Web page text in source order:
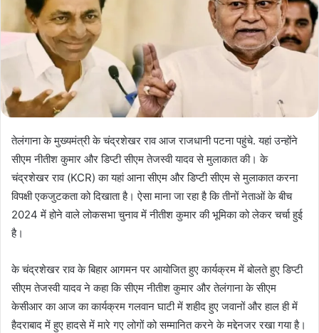
तेलंगाना के मुख्यमंत्री के चंद्रशेखर राव आज राजधानी पटना पहुंचे. यहां उन्होंने
सीएम नीतीश कुमार और डिप्टी सीएम तेजस्वी यादव से मुलाकात की। के
चंद्रशेखर राव (KCR) का यहां आना सीएम और डिप्टी सीएम से मुलाकात करना
विपक्षी एकजुटकता को दिखाता है। ऐसा माना जा रहा है कि तीनों नेताओं के बीच
2024 में होने वाले लोकसभा चुनाव में नीतीश कुमार की भूमिका को लेकर चर्चा हुई
है।
के चंद्रशेखर राव के बिहार आगमन पर आयोजित हुए कार्यक्रम में बोलते हुए डिप्टी
सीएम तेजस्वी यादव ने कहा कि सीएम नीतीश कुमार और तेलंगाना के सीएम
केसीआर का आज का कार्यक्रम गलवान घाटी में शहीद हुए जवानों और हाल ही में
हैदराबाद में हुए हादसे में मारे गए लोगों को सम्मानित करने के मद्देनजर रखा गया है।